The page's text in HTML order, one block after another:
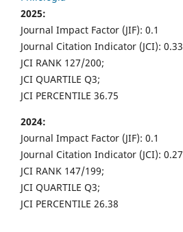
2025:
Journal Impact Factor (JIF): 0.1
Journal Citation Indicator (JCI): 0.33
JCI RANK 127/200;
JCI QUARTILE Q3;
JCI PERCENTILE 36.75
2024:
Journal Impact Factor (JIF): 0.1
Journal Citation Indicator (JCI): 0.27
JCI RANK 147/199;
JCI QUARTILE Q3;
JCI PERCENTILE 26.38